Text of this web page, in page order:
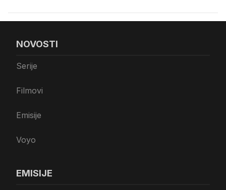
NOVOSTI
Serije
Filmovi
Emisije
Voyo
EMISIJE